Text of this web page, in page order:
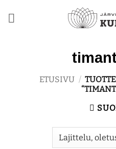
ETUSIVU /